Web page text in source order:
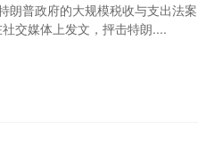
朗普政府的大规模税收与支出法案
交媒体上发文，抨击特朗....